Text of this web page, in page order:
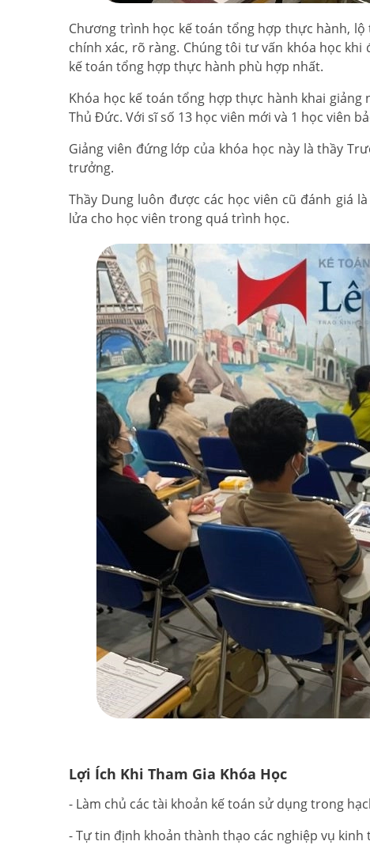
Chương trình học kế toán tổng hợp thực hành,
chính xác, rõ ràng. Chúng tôi tư vấn khóa học
kế toán tổng hợp thực hành phù hợp nhất.
Khóa học kế toán tổng hợp thực hành khai
Thủ Đức. Với sĩ số 13 học viên mới và 1 học viên
Giảng viên đứng lớp của khóa học này là thầy
trưởng.
Thầy Dung luôn được các học viên cũ đánh giá
lửa cho học viên trong quá trình học.
Lợi Ích Khi Tham Gia Khóa Học
- Làm chủ các tài khoản kế toán sử dụng trong
- Tự tin định khoản thành thạo các nghiệp vụ